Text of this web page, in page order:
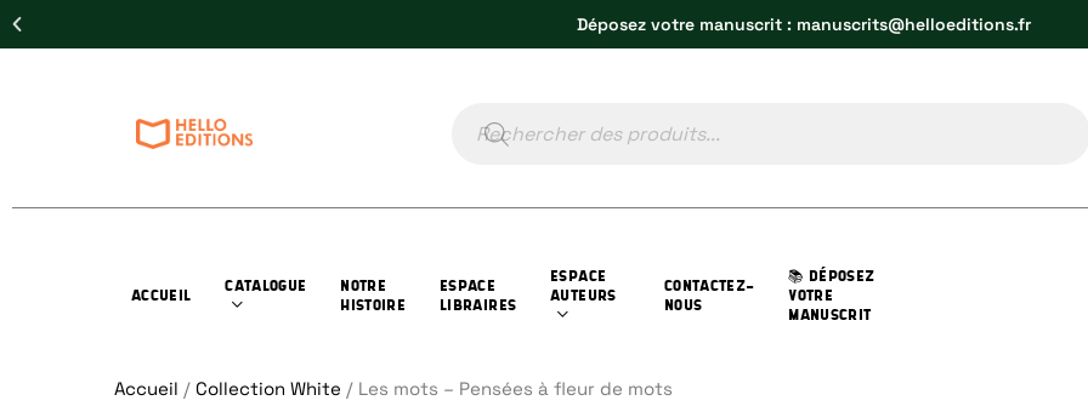
Déposez votre manuscrit : manuscrits@helloeditions.fr
ACCUEIL
CATALOGUE
NOTRE
HISTOIRE
ESPACE
LIBRAIRES
ESPACE
AUTEURS
CONTACTEZ-
NOUS
📚 DÉPOSEZ
VOTRE
MANUSCRIT
Accueil / Collection White / Les mots – Pensées à fleur de mots